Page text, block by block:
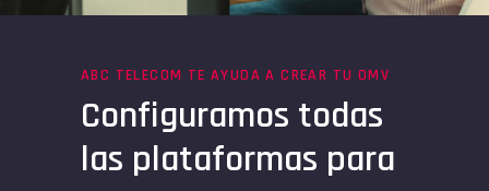
ABC TELECOM TE AYUDA A CREAR TU OMV
Configuramos todas
las plataformas para